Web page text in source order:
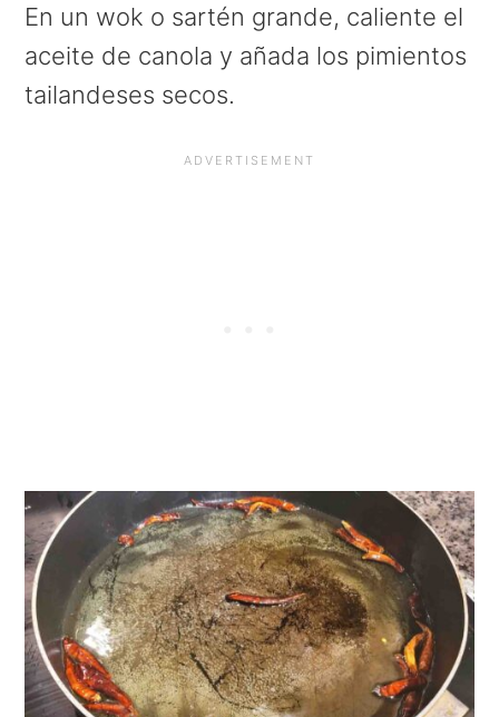
En un wok o sartén grande, caliente el
aceite de canola y añada los pimientos
tailandeses secos.